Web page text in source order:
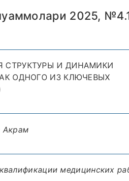
2025,
СТРУКТУРЫ И ДИНАМИКИ
ОДНОГО ИЗ КЛЮЧЕВЫХ
Акрам
медицинских